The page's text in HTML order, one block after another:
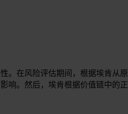
。在风险评估期间，根据埃肯从原
响。然后，埃肯根据价值链中的正